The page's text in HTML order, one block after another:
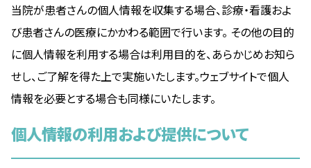
当院が患者さんの個人情報を収集する場合、診療・看護およ
び患者さんの医療にかかわる範囲で行います。 その他の目的
に個人情報を利用する場合は利用目的を、あらかじめお知ら
せし、ご了解を得た上で実施いたします。ウェブサイトで個人
情報を必要とする場合も同様にいたします。
個人情報の利用および提供について